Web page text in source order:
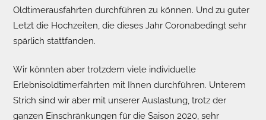
Oldtimerausfahrten durchführen zu können. Und zu guter
Letzt die Hochzeiten, die dieses Jahr Coronabedingt sehr
spärlich stattfanden.
Wir könnten aber trotzdem viele individuelle
Erlebnisoldtimerfahrten mit Ihnen durchführen. Unterem
Strich sind wir aber mit unserer Auslastung, trotz der
ganzen Einschränkungen für die Saison 2020, sehr